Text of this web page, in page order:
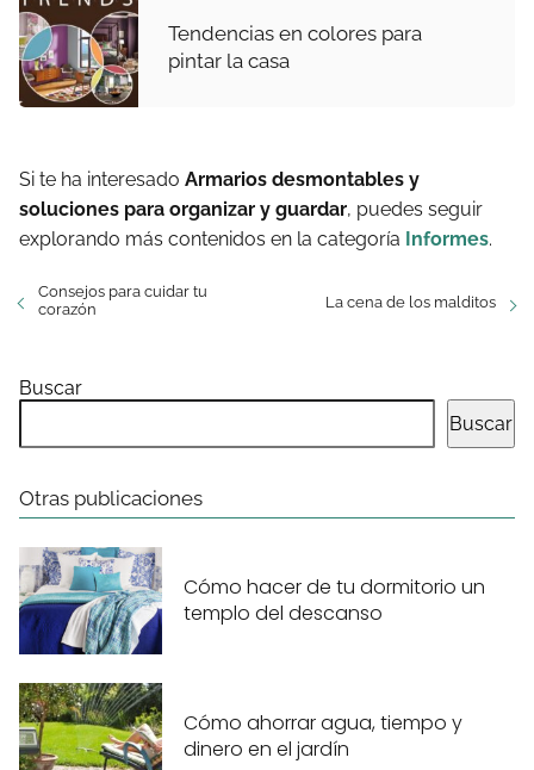
Tendencias en colores para
pintar la casa
Si te ha interesado Armarios desmontables y
soluciones para organizar y guardar, puedes seguir
explorando más contenidos en la categoría Informes.
Consejos para cuidar tu
corazón
La cena de los malditos
Buscar
Buscar
Otras publicaciones
Cómo hacer de tu dormitorio un
templo del descanso
Cómo ahorrar agua, tiempo y
dinero en el jardín